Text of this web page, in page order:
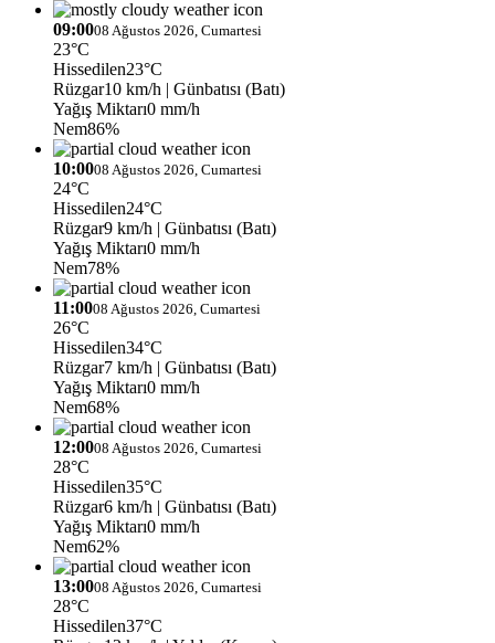
09:0008 Ağustos 2026, Cumartesi
23°C
Hissedilen23°C
Rüzgar10 km/h | Günbatısı (Batı)
Yağış Miktarı0 mm/h
Nem86%
10:0008 Ağustos 2026, Cumartesi
24°C
Hissedilen24°C
Rüzgar9 km/h | Günbatısı (Batı)
Yağış Miktarı0 mm/h
Nem78%
11:0008 Ağustos 2026, Cumartesi
26°C
Hissedilen34°C
Rüzgar7 km/h | Günbatısı (Batı)
Yağış Miktarı0 mm/h
Nem68%
12:0008 Ağustos 2026, Cumartesi
28°C
Hissedilen35°C
Rüzgar6 km/h | Günbatısı (Batı)
Yağış Miktarı0 mm/h
Nem62%
13:0008 Ağustos 2026, Cumartesi
28°C
Hissedilen37°C